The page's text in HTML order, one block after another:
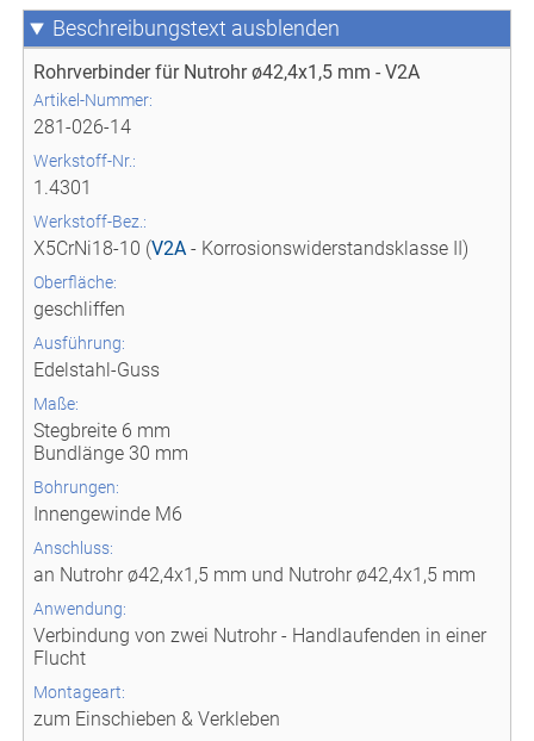
Beschreibungstext
Rohrverbinder für Nutrohr ø42,4x1,5 mm - V2A
Artikel-Nummer:
281-026-14
Werkstoff-Nr.:
1.4301
Werkstoff-Bez.:
X5CrNi18-10 (V2A - Korrosionswiderstandsklasse II)
Oberfläche:
geschliffen
Ausführung:
Edelstahl-Guss
Maße:
Stegbreite 6 mm
Bundlänge 30 mm
Bohrungen:
Innengewinde M6
Anschluss:
an Nutrohr ø42,4x1,5 mm und Nutrohr ø42,4x1,5 mm
Anwendung:
Verbindung von zwei Nutrohr - Handlaufenden in einer
Flucht
Montageart:
zum Einschieben & Verkleben